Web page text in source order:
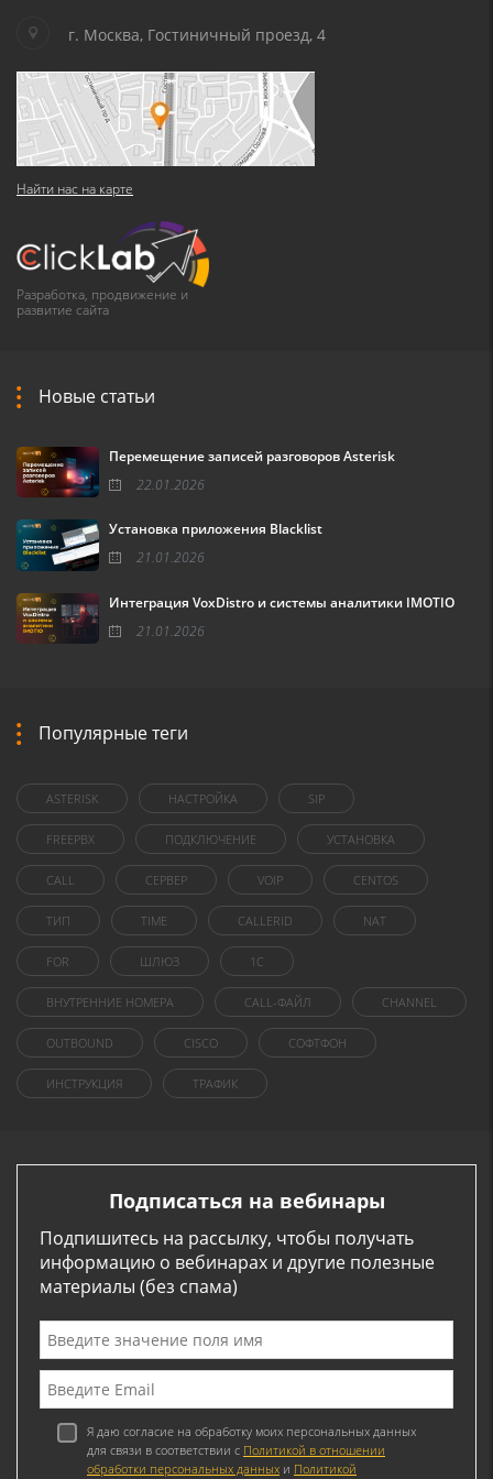
г. Москва, Гостиничный проезд, 4
Найти нас на карте
Разработка, продвижение и
развитие сайта
Новые статьи
Перемещение записей разговоров Asterisk
22.01.2026
Установка приложения Blacklist
21.01.2026
Интеграция VoxDistro и системы аналитики IMOTIO
21.01.2026
Популярные теги
ASTERISK НАСТРОЙКА SIP
FREEPBX ПОДКЛЮЧЕНИЕ УСТАНОВКА
CALL СЕРВЕР VOIP CENTOS
ТИП TIME CALLERID NAT
FOR ШЛЮЗ 1C
ВНУТРЕННИЕ НОМЕРА CALL-ФАЙЛ CHANNEL
OUTBOUND CISCO СОФТФОН
ИНСТРУКЦИЯ ТРАФИК
Подписаться на вебинары
Подпишитесь на рассылку, чтобы получать
информацию о вебинарах и другие полезные
материалы (без спама)
Я даю согласие на обработку моих персональных данных
для связи в соответствии с Политикой в отношении
обработки персональных данных и Политикой